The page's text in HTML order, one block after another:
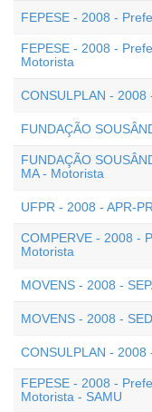
FEPESE - 2008 -
FEPESE - 2008 -
Motorista
CONSULPLAN - 2008
FUNDAÇÃO
FUNDAÇÃO
MA - Motorista
UFPR - 2008 - APR-
COMPERVE - 2008 -
Motorista
MOVENS - 2008 -
MOVENS - 2008 -
CONSULPLAN - 2008
FEPESE - 2008 -
Motorista - SAMU